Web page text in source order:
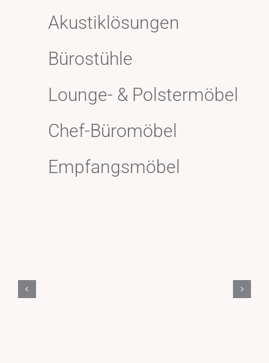
Akustiklösungen
Bürostühle
Lounge- & Polstermöbel
Chef-Büromöbel
Empfangsmöbel